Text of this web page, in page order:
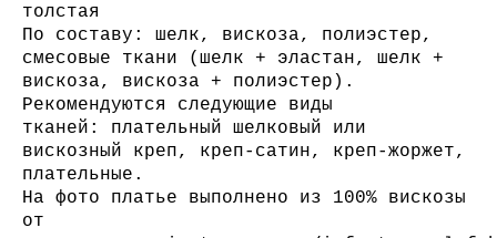
толстая
По составу: шелк, вискоза, полиэстер,
смесовые ткани (шелк + эластан, шелк +
вискоза, вискоза + полиэстер).
Рекомендуются следующие виды
тканей: плательный шелковый или
вискозный креп, креп-сатин, креп-жоржет,
плательные.
На фото платье выполнено из 100% вискозы
от